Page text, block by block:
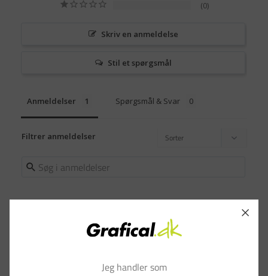
0
Skriv en anmeldelse
Stil et spørgsmål
Anmeldelser Spørgsmål & Svar
Filtrer anmeldelser
Jeg handler som